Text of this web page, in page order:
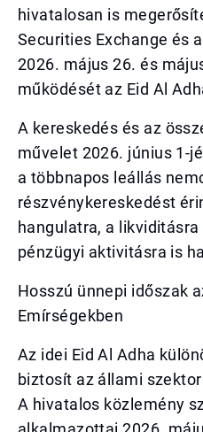
hivatalosan is
Securities Exchange és
2026. május 26. és
működését az Eid Al
A kereskedés és az
művelet 2026. június 1-
a többnapos leállás
részvénykereskedést
hangulatra, a
pénzügyi aktivitásra is
Hosszú ünnepi időszak
Emírségekben
Az idei Eid Al Adha
biztosít az állami
A hivatalos közlemény